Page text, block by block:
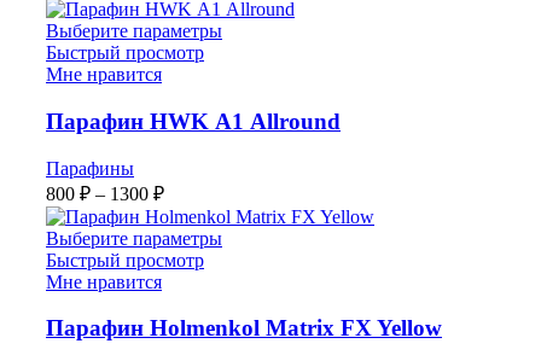
Выберите параметры
Быстрый просмотр
Мне нравится
Парафин HWK А1 Allround
Парафины
800 ₽ – 1300 ₽Диапазон
цен:
800 ₽
–
Выберите параметры
Быстрый просмотр
Мне нравится
Парафин Holmenkol Matrix FX Yellow